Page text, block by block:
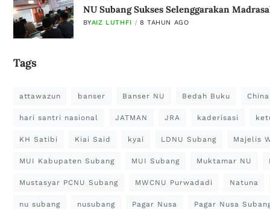
NU Subang Sukses Selenggarakan
BYAIZ LUTHFI 8 TAHUN AGO
Tags
attawazun banser Banser NU Bedah Buku China
hari santri nasional JATMAN JRA kaderisasi
KH Satibi Kiai Said kyai LDNU Subang Majelis
MUI Kabupaten Subang MUI Subang Muktamar NU
Mustasyar PCNU Subang MWCNU Purwadadi Natuna
nu subang nusubang Pagar Nusa Pagar Nusa